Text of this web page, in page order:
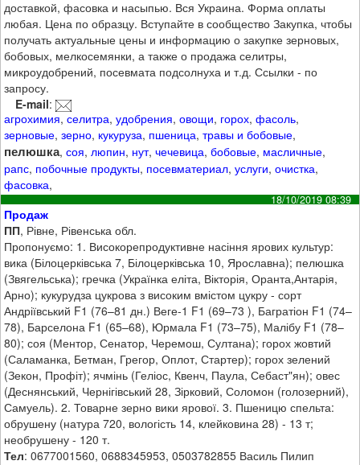
доставкой, фасовка и насыпью. Вся Украина. Форма оплаты
любая. Цена по образцу. Вступайте в сообщество Закупка, чтобы
получать актуальные цены и информацию о закупке зерновых,
бобовых, мелкосемянки, а также о продажа селитры,
микроудобрений, посевмата подсолнуха и т.д. Ссылки - по
запросу.
E-mail:
агрохимия,селитра,удобрения,овощи, горох,фасоль,
зерновые,зерно, кукуруза, пшеница,травы и бобовые,
пелюшка,соя, люпин, нут,чечевица,бобовые, масличные,
рапс, побочные продукты, посевматериал,услуги,очистка,
фасовка,
18/10/2019 08:39
Продаж
ПП, Рівне, Рівенська обл.
Пропонуємо: 1. Високорепродуктивне насіння ярових культур:
вика (Білоцерківська 7, Білоцерківська 10, Ярославна); пелюшка
(Звягельська); гречка (Українка еліта, Вікторія, Оранта,Антарія,
Арно); кукурудза цукрова з високим вмістом цукру - сорт
Андріївський F1 (76–81 дн.) Веге-1 F1 (69–73 ), Багратіон F1 (74–
78), Барселона F1 (65–68), Юрмала F1 (73–75), Малібу F1 (78–
80); соя (Ментор, Сенатор, Черемош, Султана); горох жовтий
(Саламанка, Бетман, Грегор, Оплот, Стартер); горох зелений
(Зекон, Профіт); ячмінь (Геліос, Квенч, Паула, Себаст"ян); овес
(Деснянський, Чернігівський 28, Зірковий, Соломон (голозерний),
Самуель). 2. Товарне зерно вики ярової. 3. Пшеницю спельта:
обрушену (натура 720, вологість 14, клейковина 28) - 13 т;
необрушену - 120 т.
Тел: 0677001560, 0688345953, 0503782855 Василь Пилип